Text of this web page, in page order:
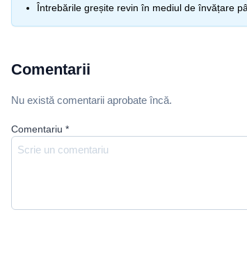
Întrebările greșite revin în mediul de învățare
Comentarii
Nu există comentarii aprobate încă.
Comentariu *